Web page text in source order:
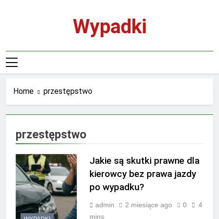
Wypadki
Home przestępstwo
przestępstwo
Jakie są skutki prawne dla
kierowcy bez prawa jazdy
po wypadku?
admin 2 miesiące ago 0
4
mins